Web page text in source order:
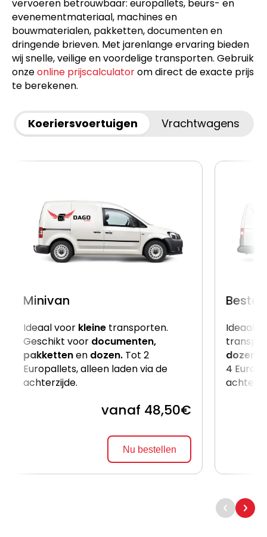
vervoeren betrouwbaar: europallets, beurs- en
evenementmateriaal, machines en
bouwmaterialen, pakketten, documenten en
dringende brieven. Met jarenlange ervaring bieden
wij snelle, veilige en voordelige transporten. Gebruik
onzeonline prijscalculatorom direct de exacte prijs
te berekenen.
Koeriersvoertuigen Vrachtwagens
Minivan
Ideaal voor kleine transporten.
Geschikt voor documenten,
pakkettenen dozen. Tot 2
Europallets, alleen laden via de
achterzijde.
vanaf 48,50€
Nu bestellen
Ideaal
dozen
4